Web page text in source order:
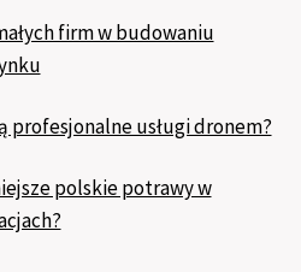
firm w budowaniu
profesjonalne usługi dronem?
polskie potrawy w